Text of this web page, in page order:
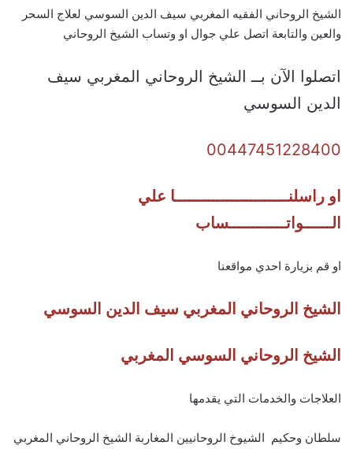
الشيخ الروحاني الفقيه المغربي سيف الدين السوسي لعلاج السحر
والعين والتابعة اتصل علي جوال او وتساب الشيخ الروحاني
اتصلوا الآن بــ الشيخ الروحاني المغربي سيف
الدين السوسي
00447451228400
او راسلنــــــــــــــــــــــــا علي
الــــــواتــــــــــــساب
او قم بزيارة احدي مواقعنا
الشيخ الروحاني المغربي سيف الدين السوسي
الشيخ الروحاني السوسي المغربي
العلاجات والخدمات التي يقدمها
سلطان وحكيم الشيوخ الروحانيين المغاربة الشيخ الروحاني المغربي